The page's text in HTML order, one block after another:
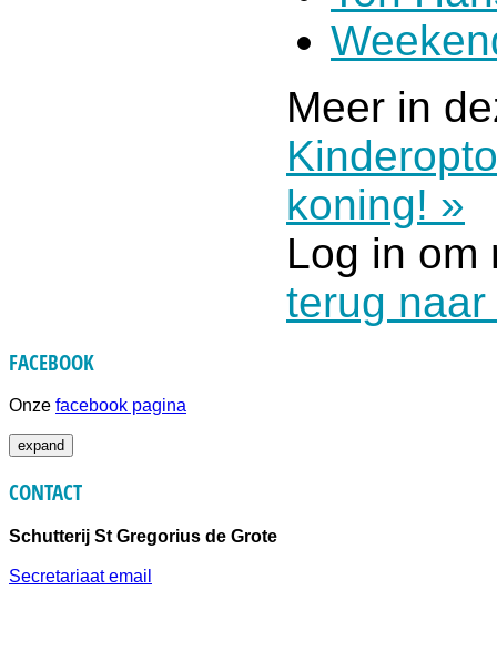
Meer in
koning! »
Log in om
terug
FACEBOOK
Onze facebook pagina
expand
CONTACT
Schutterij St Gregorius de Grote
Secretariaat email